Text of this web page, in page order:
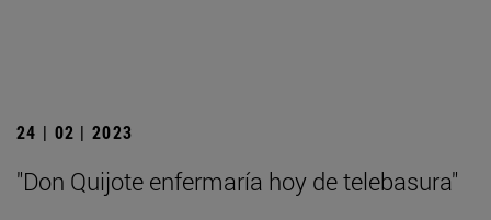
24 | 02 | 2023
"Don Quijote enfermaría hoy de telebasura"